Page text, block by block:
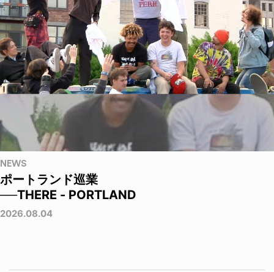
NEWS
ポートランド巡業
──THERE - PORTLAND
2026.08.04